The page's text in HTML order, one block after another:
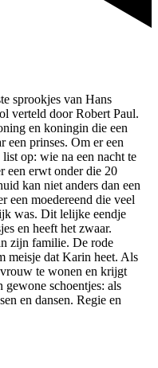
sprookjes van Hans
verteld door Robert Paul.
en koningin die een
een prinses. Om er een
op: wie na een nacht te
een erwt onder die 20
kan niet anders dan een
een moedereend die veel
was. Dit lelijke eendje
en heeft het zwaar.
zijn familie. De rode
meisje dat Karin heet. Als
te wonen en krijgt
schoentjes: als
en dansen. Regie en